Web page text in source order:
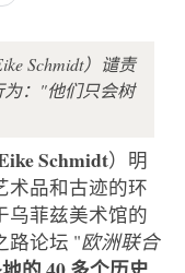
Schmidt）谴责
："他们只会树
Schmidt）明
术品和古迹的环
乌菲兹美术馆的
路论坛 "欧洲联合